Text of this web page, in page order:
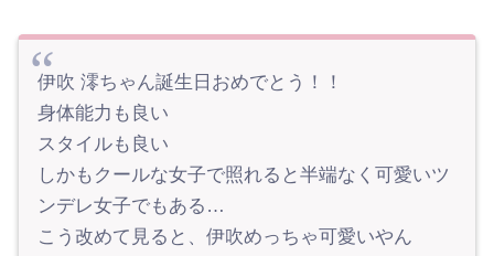
伊吹 澪ちゃん誕生日おめでとう！！
身体能力も良い
スタイルも良い
しかもクールな女子で照れると半端なく可愛いツ
ンデレ女子でもある…
こう改めて見ると、伊吹めっちゃ可愛いやん